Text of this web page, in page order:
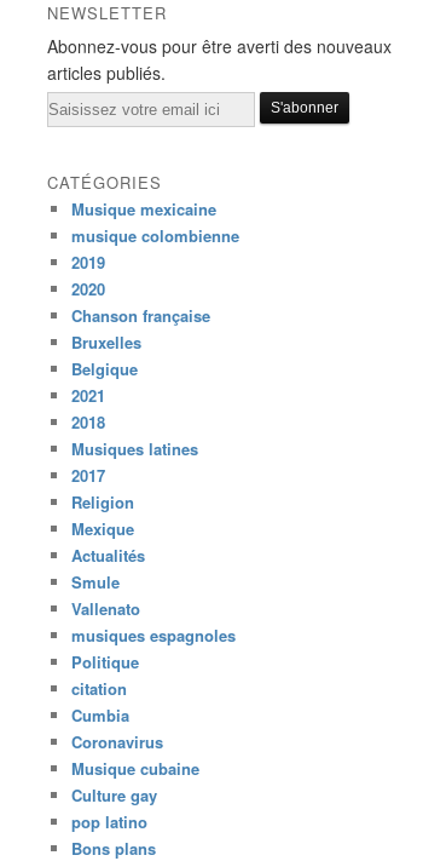
NEWSLETTER
Abonnez-vous pour être averti des nouveaux
articles publiés.
Email
CATÉGORIES
Musique mexicaine
musique colombienne
2019
2020
Chanson française
Bruxelles
Belgique
2021
2018
Musiques latines
2017
Religion
Mexique
Actualités
Smule
Vallenato
musiques espagnoles
Politique
citation
Cumbia
Coronavirus
Musique cubaine
Culture gay
pop latino
Bons plans